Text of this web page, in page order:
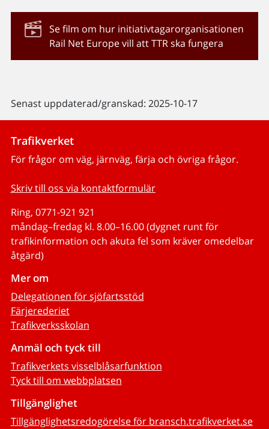
Se film om hur initiativtagarorganisationen
Rail Net Europe vill att TTR ska fungera
Senast uppdaterad/granskad: 2025-10-17
Trafikverket
För frågor om väg, järnväg, färja och övriga frågor.
Skriv till oss via kontaktformulär
Ring, 0771-921 921
måndag–fredag kl. 8.00–16.00 (dygnet runt för
trafikinformation och akuta fel som kräver omedelbar
åtgärd)
Mer om
Delegationen för sjöfartsstöd
Färjerederiet
Trafikverksskolan
Anmäl och tyck till
Trafikverkets visselblåsarfunktion
Tyck till om webbplatsen
Tillgänglighet
Tillgänglighetsredogörelse för bransch.trafikverket.se